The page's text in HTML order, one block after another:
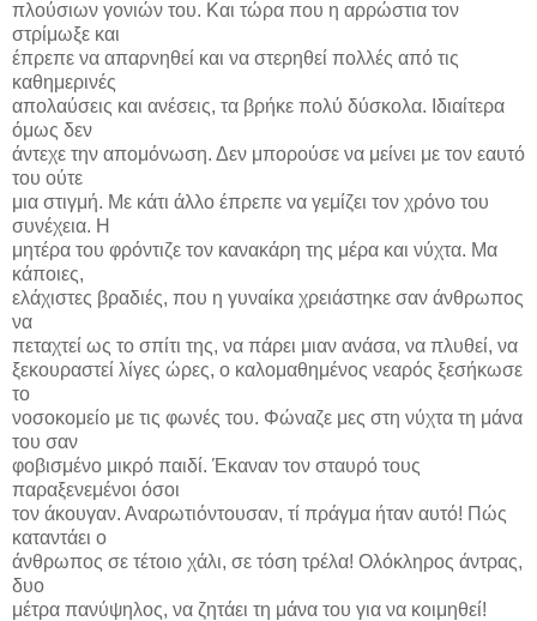
πλούσιων γονιών του. Και τώρα που η αρρώστια τον
στρίμωξε και
έπρεπε να απαρνηθεί και να στερηθεί πολλές από τις
καθημερινές
απολαύσεις και ανέσεις, τα βρήκε πολύ δύσκολα. Ιδιαίτερα
όμως δεν
άντεχε την απομόνωση. Δεν μπορούσε να μείνει με τον εαυτό
του ούτε
μια στιγμή. Με κάτι άλλο έπρεπε να γεμίζει τον χρόνο του
συνέχεια. Η
μητέρα του φρόντιζε τον κανακάρη της μέρα και νύχτα. Μα
κάποιες,
ελάχιστες βραδιές, που η γυναίκα χρειάστηκε σαν άνθρωπος
να
πεταχτεί ως το σπίτι της, να πάρει μιαν ανάσα, να πλυθεί, να
ξεκουραστεί λίγες ώρες, ο καλομαθημένος νεαρός ξεσήκωσε
το
νοσοκομείο με τις φωνές του. Φώναζε μες στη νύχτα τη μάνα
του σαν
φοβισμένο μικρό παιδί. Έκαναν τον σταυρό τους
παραξενεμένοι όσοι
τον άκουγαν. Αναρωτιόντουσαν, τί πράγμα ήταν αυτό! Πώς
καταντάει ο
άνθρωπος σε τέτοιο χάλι, σε τόση τρέλα! Ολόκληρος άντρας,
δυο
μέτρα πανύψηλος, να ζητάει τη μάνα του για να κοιμηθεί!